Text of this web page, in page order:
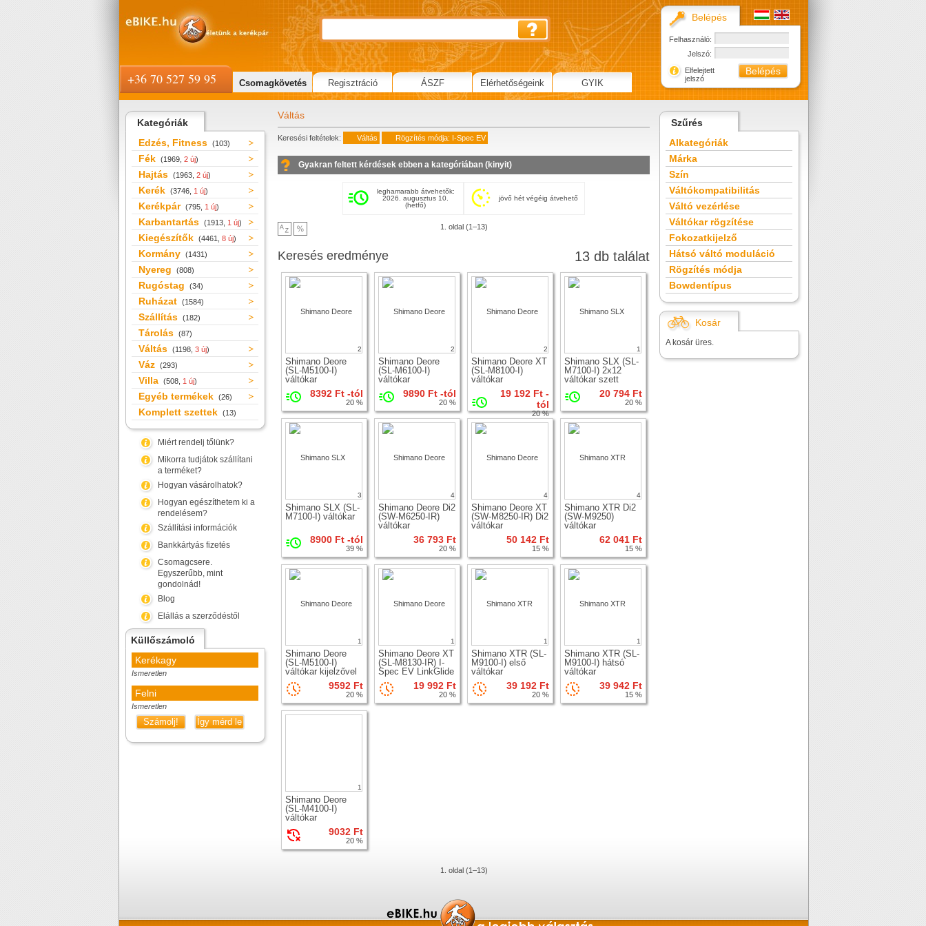
Kategóriák
Edzés, Fitness (103)
Fék (1969, 2 új)
Hajtás (1963, 2 új)
Kerék (3746, 1 új)
Kerékpár (795, 1 új)
Karbantartás (1913, 1 új)
Kiegészítők (4461, 8 új)
Kormány (1431)
Nyereg (808)
Rugóstag (34)
Ruházat (1584)
Szállítás (182)
Tárolás (87)
Váltás (1198, 3 új)
Váz (293)
Villa (508, 1 új)
Egyéb termékek (26)
Komplett szettek (13)
Miért rendelj tőlünk?
Mikorra tudjátok szállítani
a terméket?
Hogyan vásárolhatok?
Hogyan egészíthetem ki a
rendelésem?
Szállítási információk
Bankkártyás fizetés
Csomagcsere.
Egyszerűbb, mint
gondolnád!
Blog
Elállás a szerződéstől
Küllőszámoló
Kerékagy
Ismeretlen
Felni
Ismeretlen
Számolj! Így mérd le
Váltás
Keresési feltételek: Váltás Rögzítés módja: I-Spec EV
Gyakran feltett kérdések ebben a kategóriában (kinyit)
leghamarabb átvehetők:
2026. augusztus 10.
(hétfő)
jövő hét végéig átvehető
1. oldal (1–13)
13 db találat
Keresés eredménye
2
Shimano Deore
(SL-M5100-I)
váltókar
8392 Ft -tól
20 %
2
Shimano Deore
(SL-M6100-I)
váltókar
9890 Ft -tól
20 %
2
Shimano Deore XT
(SL-M8100-I)
váltókar
19 192 Ft -
tól
20 %
1
Shimano SLX (SL-
M7100-I) 2x12
váltókar szett
20 794 Ft
20 %
3
Shimano SLX (SL-
M7100-I) váltókar
8900 Ft -tól
39 %
4
Shimano Deore Di2
(SW-M6250-IR)
váltókar
36 793 Ft
20 %
4
Shimano Deore XT
(SW-M8250-IR) Di2
váltókar
50 142 Ft
15 %
4
Shimano XTR Di2
(SW-M9250)
váltókar
62 041 Ft
15 %
1
Shimano Deore
(SL-M5100-I)
váltókar kijelzővel
9592 Ft
20 %
1
Shimano Deore XT
(SL-M8130-IR) I-
Spec EV LinkGlide
váltókar
19 992 Ft
20 %
1
Shimano XTR (SL-
M9100-I) első
váltókar
39 192 Ft
20 %
1
Shimano XTR (SL-
M9100-I) hátsó
váltókar
39 942 Ft
15 %
1
Shimano Deore
(SL-M4100-I)
váltókar
9032 Ft
20 %
1. oldal (1–13)
Szűrés
Alkategóriák
Márka
Szín
Váltókompatibilitás
Váltó vezérlése
Váltókar rögzítése
Fokozatkijelző
Hátsó váltó moduláció
Rögzítés módja
Bowdentípus
Kosár
A kosár üres.
Belépés
Felhasználó:
Jelszó:
Elfelejtett
jelszó
+36 70 527 59 95 Csomagkövetés Regisztráció ÁSZF Elérhetőségeink GYIK